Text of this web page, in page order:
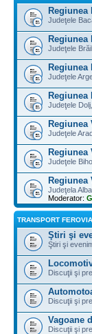
Regiunea
Judeţele
Regiunea
Judeţele
Regiunea
Judeţele
Regiunea
Judeţele
Regiunea
Judeţele
Regiunea
Judeţele
Regiunea
Judeţela
Moderator:
TRANSPORT
Ştiri şi
Ştiri şi
Discuţii şi
Discuţii şi
Vagoane
Discuţii şi